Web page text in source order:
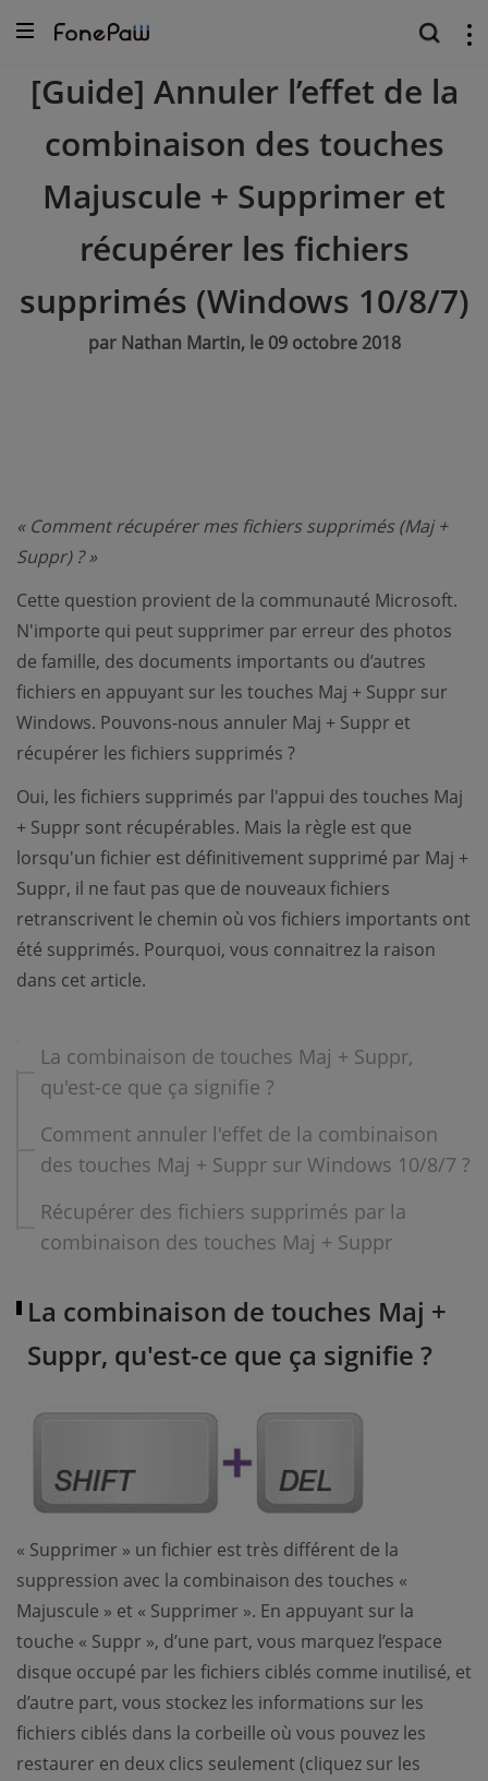
[Guide] Annuler l’effet de la
combinaison des touches
Majuscule + Supprimer et
récupérer les fichiers
supprimés (Windows 10/8/7)
par Nathan Martin, le 09 octobre 2018
« Comment récupérer mes fichiers supprimés (Maj +
Suppr) ? »
Cette question provient de la communauté Microsoft.
N'importe qui peut supprimer par erreur des photos
de famille, des documents importants ou d’autres
fichiers en appuyant sur les touches Maj + Suppr sur
Windows. Pouvons-nous annuler Maj + Suppr et
récupérer les fichiers supprimés ?
Oui, les fichiers supprimés par l'appui des touches Maj
+ Suppr sont récupérables. Mais la règle est que
lorsqu'un fichier est définitivement supprimé par Maj +
Suppr, il ne faut pas que de nouveaux fichiers
retranscrivent le chemin où vos fichiers importants ont
été supprimés. Pourquoi, vous connaitrez la raison
dans cet article.
La combinaison de touches Maj + Suppr,
qu'est-ce que ça signifie ?
Comment annuler l'effet de la combinaison
des touches Maj + Suppr sur Windows 10/8/7 ?
Récupérer des fichiers supprimés par la
combinaison des touches Maj + Suppr
La combinaison de touches Maj +
Suppr, qu'est-ce que ça signifie ?
« Supprimer » un fichier est très différent de la
suppression avec la combinaison des touches «
Majuscule » et « Supprimer ». En appuyant sur la
touche « Suppr », d’une part, vous marquez l’espace
disque occupé par les fichiers ciblés comme inutilisé, et
d’autre part, vous stockez les informations sur les
fichiers ciblés dans la corbeille où vous pouvez les
restaurer en deux clics seulement (cliquez sur les